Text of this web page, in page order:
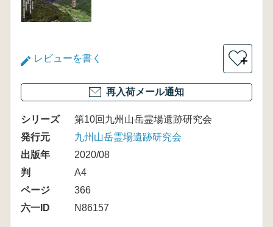
レビューを書く ＋
再入荷メール通知
シリーズ
第10回九州山岳霊場遺跡研究会
発行元
九州山岳霊場遺跡研究会
出版年
2020/08
判
A4
ページ
366
六一ID
N86157